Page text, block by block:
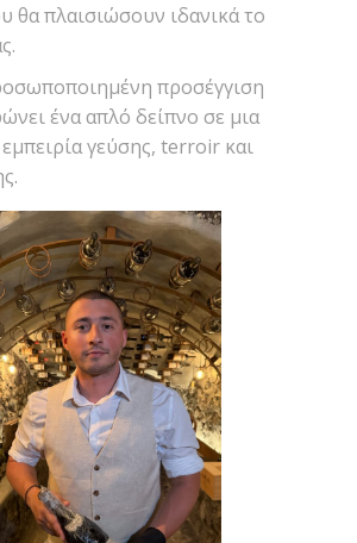
θα πλαισιώσουν ιδανικά το
προσέγγιση
ένα απλό δείπνο σε μια
γεύσης, terroir και